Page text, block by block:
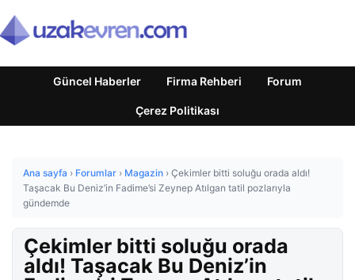
Güncel Haberler Firma Rehberi Forum
Çerez Politikası
Ana sayfa › Forumlar › Magazin › Çekimler bitti soluğu orada aldı!
Taşacak Bu Deniz’in Fadime’si Zeynep Atılgan tatil pozlarıyla
gündemde
Çekimler bitti soluğu orada
aldı! Taşacak Bu Deniz’in